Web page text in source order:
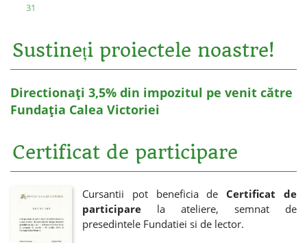
31
Sustineți proiectele noastre!
Directionați 3,5% din impozitul pe venit către
Fundația Calea Victoriei
Certificat de participare
Cursantii pot beneficia de Certificat de
participare la ateliere, semnat de
presedintele Fundatiei si de lector.